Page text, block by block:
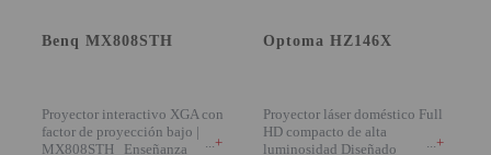
Benq MX808STH
Proyector interactivo XGA con
factor de proyección bajo |
MX808STH Enseñanza
+
Optoma HZ146X
Proyector láser doméstico Full
HD compacto de alta
luminosidad Diseñado
+